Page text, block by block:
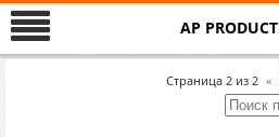
AP
Страница 2 из 2 «